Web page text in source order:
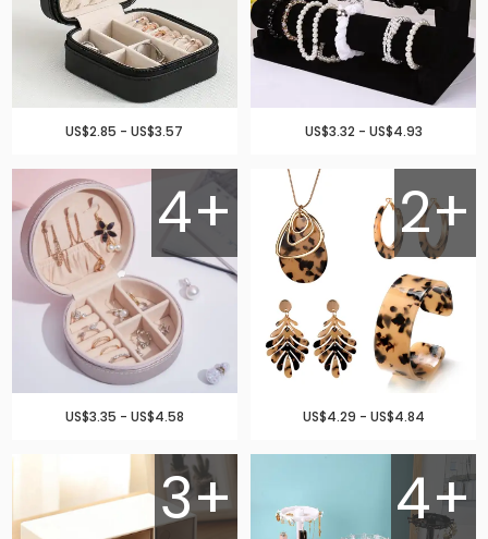
US$3.32 - US$4.93
US$2.85 - US$3.57
2+
US$4.29 - US$4.84
4+
US$3.35 - US$4.58
4+
3+